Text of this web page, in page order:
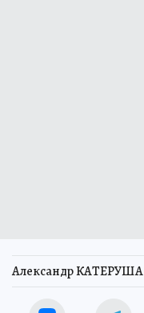
Александр КАТЕРУША